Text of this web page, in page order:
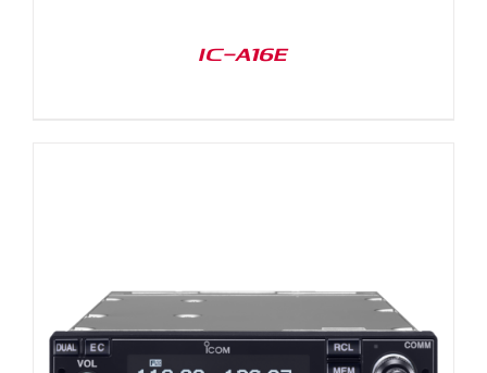
IC-A16E